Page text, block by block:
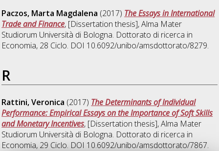
Paczos, Marta Magdalena (2017) The Essays in International
Trade and Finance, [Dissertation thesis], Alma Mater
Studiorum Università di Bologna. Dottorato di ricerca in
Economia, 28 Ciclo. DOI 10.6092/unibo/amsdottorato/8279.
R
Rattini, Veronica (2017) The Determinants of Individual
Performance: Empirical Essays on the Importance of Soft Skills
and Monetary Incentives, [Dissertation thesis], Alma Mater
Studiorum Università di Bologna. Dottorato di ricerca in
Economia, 29 Ciclo. DOI 10.6092/unibo/amsdottorato/7867.